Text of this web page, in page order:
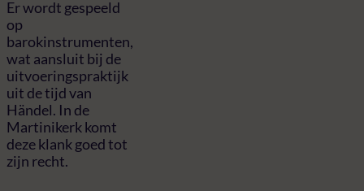
Er wordt gespeeld
op
barokinstrumenten,
wat aansluit bij de
uitvoeringspraktijk
uit de tijd van
Händel. In de
Martinikerk komt
deze klank goed tot
zijn recht.